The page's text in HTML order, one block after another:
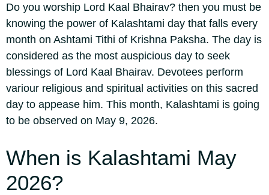
Do you worship Lord Kaal Bhairav? then you must be
knowing the power of Kalashtami day that falls every
month on Ashtami Tithi of Krishna Paksha. The day is
considered as the most auspicious day to seek
blessings of Lord Kaal Bhairav. Devotees perform
variour religious and spiritual activities on this sacred
day to appease him. This month, Kalashtami is going
to be observed on May 9, 2026.
When is Kalashtami May
2026?